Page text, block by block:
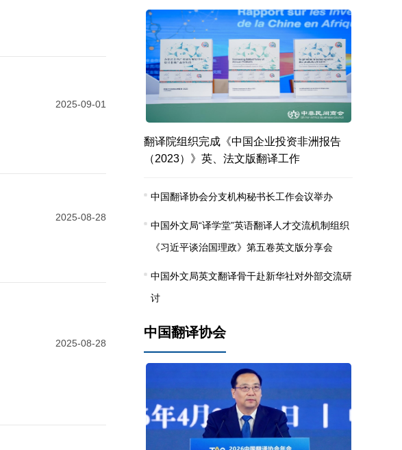
2025-09-01
2025-08-28
2025-08-28
翻译院组织完成《中国企业投资非洲报告
（2023）》英、法文版翻译工作
中国翻译协会分支机构秘书长工作会议举办
中国外文局“译学堂”英语翻译人才交流机制组织
《习近平谈治国理政》第五卷英文版分享会
中国外文局英文翻译骨干赴新华社对外部交流研
讨
中国翻译协会